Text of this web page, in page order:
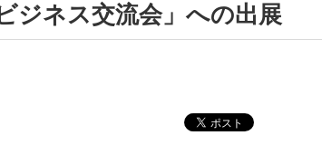
ジネス交流会」への出展